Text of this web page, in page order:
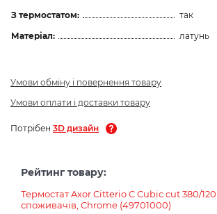
З термостатом:
так
Матеріал:
латунь
Умови обміну і повернення товару
Умови оплати і доставки товару
Потрібен 3D дизайн
Рейтинг товару:
Термостат Axor Citterio C Cubic cut 380/
споживачів, Chrome (49701000)